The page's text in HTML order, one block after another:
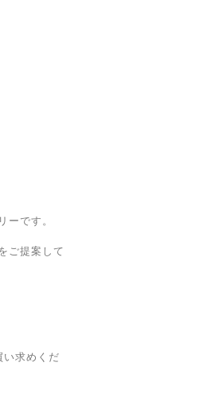
ーです。
ご提案して
求めくだ